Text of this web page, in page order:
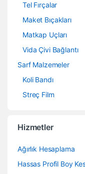
Tel Fırçalar
Maket Bıçakları
Matkap Uçları
Vida Çivi Bağlantı
Sarf Malzemeler
Koli Bandı
Streç Film
Hizmetler
Ağırlık Hesaplama
Hassas Profil Boy